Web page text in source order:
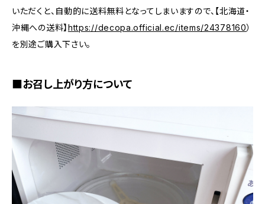
いただくと、自動的に送料無料となってしまいますので、【北海道・
沖縄への送料】 https://decopa.official.ec/items/24378160）
を別途ご購入下さい。
■お召し上がり方について